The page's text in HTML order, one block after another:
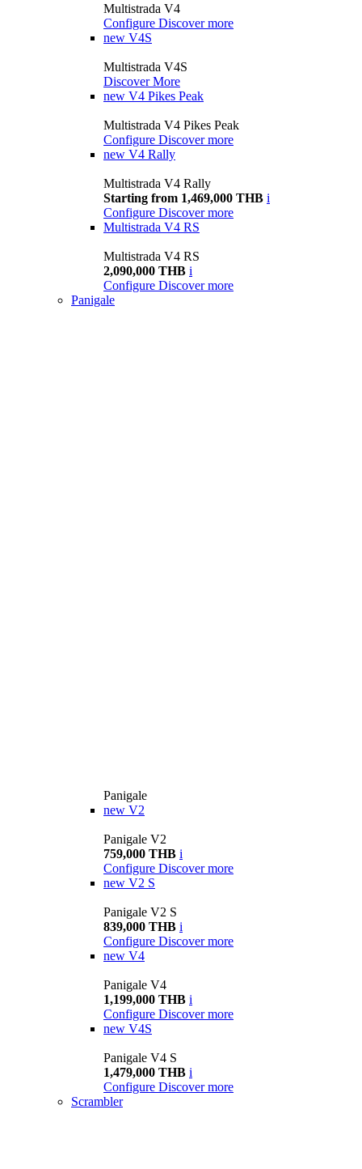
Multistrada V4
Configure Discover more
new V4S
Multistrada V4S
Discover More
new V4 Pikes Peak
Multistrada V4 Pikes Peak
Configure Discover more
new V4 Rally
Multistrada V4 Rally
Starting from 1,469,000 THB i
Configure Discover more
Multistrada V4 RS
Multistrada V4 RS
2,090,000 THB i
Configure Discover more
Panigale
Panigale
new V2
Panigale V2
759,000 THB i
Configure Discover more
new V2 S
Panigale V2 S
839,000 THB i
Configure Discover more
new V4
Panigale V4
1,199,000 THB i
Configure Discover more
new V4S
Panigale V4 S
1,479,000 THB i
Configure Discover more
Scrambler